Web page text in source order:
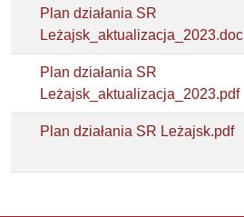
Plan działania SR
Leżajsk_aktualizacja_2023.doc
Plan działania SR
Leżajsk_aktualizacja_2023.pdf
Plan działania SR Leżajsk.pdf